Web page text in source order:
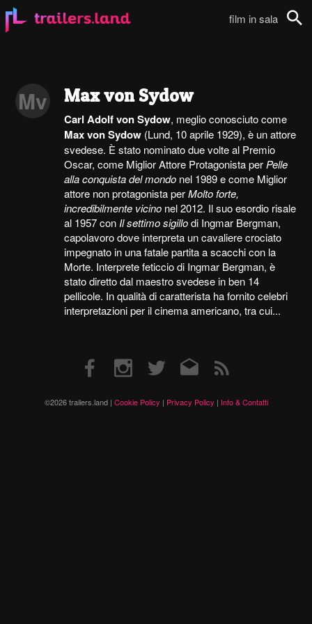
film in sala
Mv Max von Sydow
Carl Adolf von Sydow, meglio conosciuto come
Max von Sydow (Lund, 10 aprile 1929), è un attore
svedese. È stato nominato due volte al Premio
Oscar, come Miglior Attore Protagonista per Pelle
alla conquista del mondo nel 1989 e come Miglior
attore non protagonista perMolto forte,
incredibilmente vicino nel 2012. Il suo esordio risale
al 1957 con Il settimo sigillodi Ingmar Bergman,
capolavoro dove interpreta un cavaliere crociato
impegnato in una fatale partita a scacchi con la
Morte. Interprete feticcio di Ingmar Bergman, è
stato diretto dal maestro svedese in ben 14
pellicole. In qualità di caratterista ha fornito celebri
interpretazioni per il cinema americano, tra cui...
©2026 trailers.land | Cookie Policy | Privacy Policy | Info & Contatti